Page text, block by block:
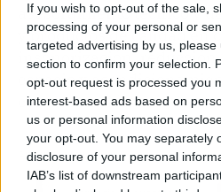
If you wish to opt-out of the sale,
processing of your personal or
targeted advertising by us,
section to confirm your selection.
opt-out request is processed you
interest-based ads based on
us or personal information
your opt-out. You may separately
disclosure of your personal
IAB’s list of downstream
asesoramiento técnico y
y productos de calidad en
insonorización,
espacio y
contaminación acústica.
Artículo anterior
Santacana, el arte de la